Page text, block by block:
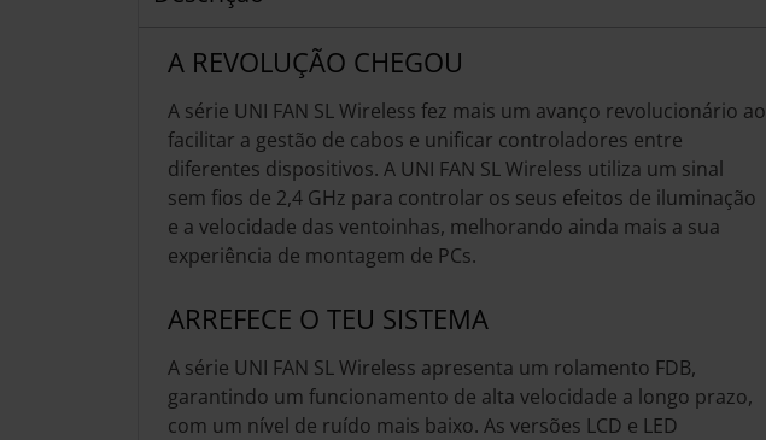
A REVOLUÇÃO CHEGOU
A série UNI FAN SL Wireless fez mais um avanço revolucionário ao
facilitar a gestão de cabos e unificar controladores entre
diferentes dispositivos. A UNI FAN SL Wireless utiliza um sinal
sem fios de 2,4 GHz para controlar os seus efeitos de iluminação
e a velocidade das ventoinhas, melhorando ainda mais a sua
experiência de montagem de PCs.
ARREFECE O TEU SISTEMA
A série UNI FAN SL Wireless apresenta um rolamento FDB,
garantindo um funcionamento de alta velocidade a longo prazo,
com um nível de ruído mais baixo. As versões LCD e LED